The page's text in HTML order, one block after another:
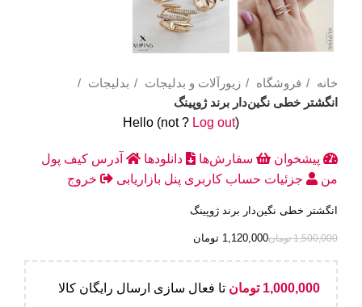
خانه فروشگاه زیورآلات و بدلیجات
بدلیجات
انگشتر خطی نگین‌دار برند ژوپینگ
Hello (not? Log out)
پیشخوان سفارش‌ها دانلودها آدرس کیف پول
من
جزئیات حساب کاربری پنل بازاریابی خروج
انگشتر خطی نگین‌دار برند ژوپینگ
1,500,000 تومان1,120,000 تومان
1,000,000 تومان تا فعال سازی ارسال رایگان کالا